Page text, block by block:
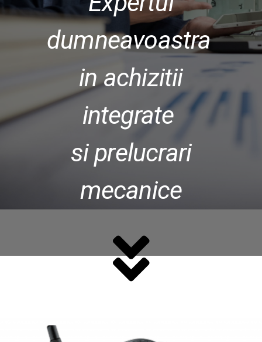
dumneavoastra
in achizitii
integrate
si prelucrari
mecanice